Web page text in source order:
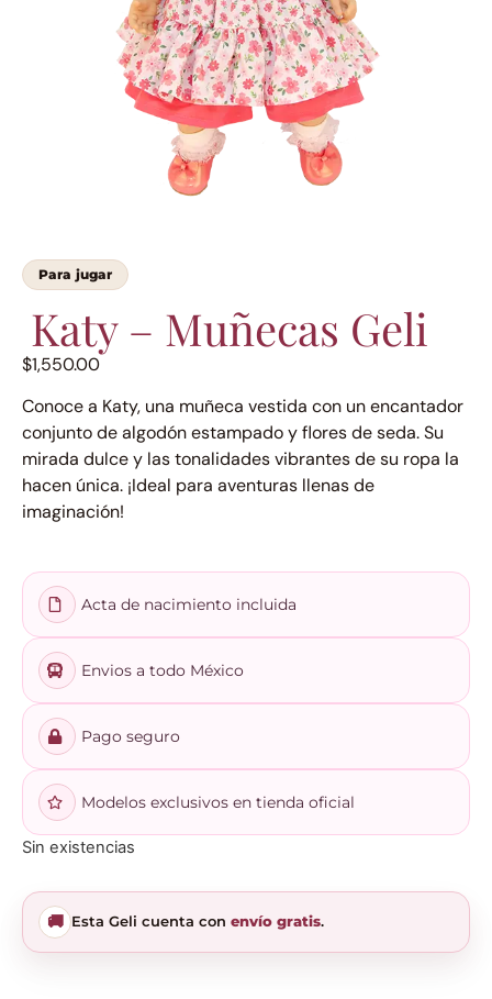
Para jugar
Katy – Muñecas Geli
$1,550.00
Conoce a Katy, una muñeca vestida con un encantador
conjunto de algodón estampado y flores de seda. Su
mirada dulce y las tonalidades vibrantes de su ropa la
hacen única. ¡Ideal para aventuras llenas de
imaginación!
Acta de nacimiento incluida
Envios a todo México
Pago seguro
Modelos exclusivos en tienda oficial
Sin existencias
🚚 Esta Geli cuenta con envío gratis.